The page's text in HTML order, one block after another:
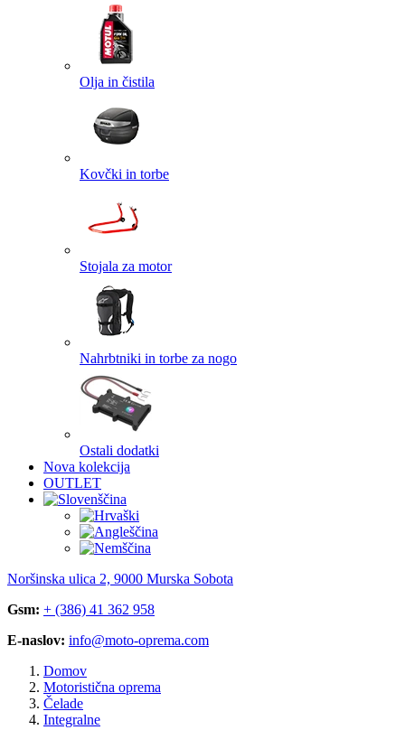
Olja in čistila
Kovčki in torbe
Stojala za motor
Nahrbtniki in torbe za nogo
Ostali dodatki
Nova kolekcija
OUTLET
Noršinska ulica 2, 9000 Murska Sobota
Gsm: + (386) 41 362 958
E-naslov: info@moto-oprema.com
Domov
Motoristična oprema
Čelade
Integralne